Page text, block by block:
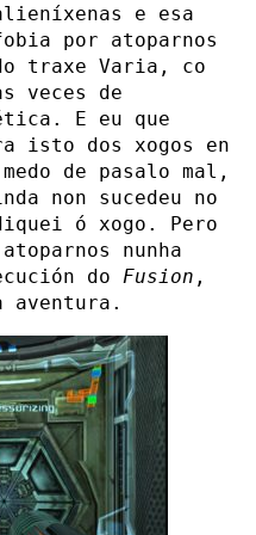
e esa
por atoparnos
traxe Varia, co
veces de
E eu que
isto dos xogos en
de pasalo mal,
non sucedeu no
ó xogo. Pero
nunha
do Fusion ,
aventura.